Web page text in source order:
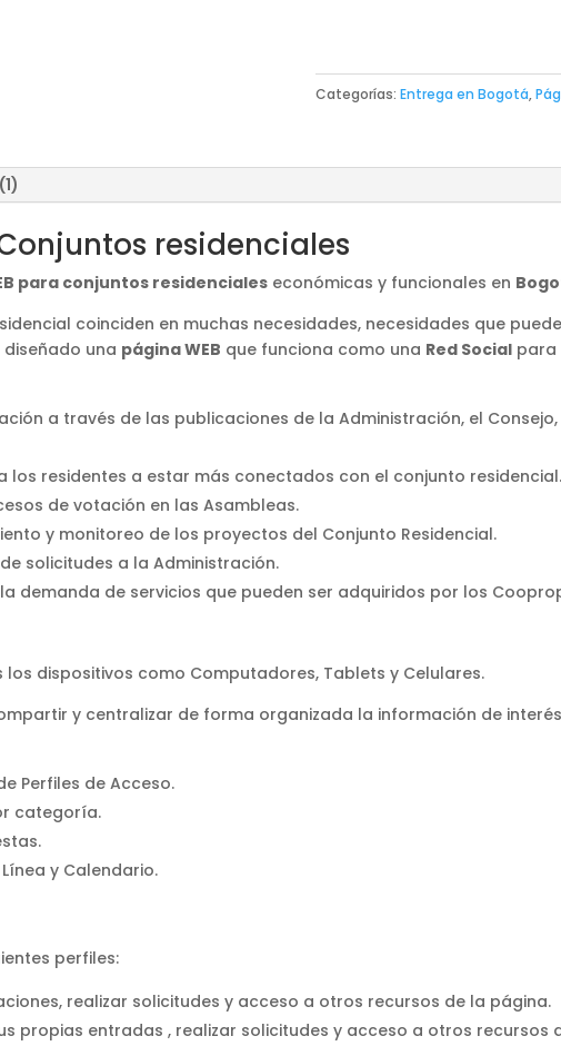
Categorías: Entrega en Bogotá,
residenciales
para conjuntos residenciales económicas y funcionales en
coinciden en muchas necesidades, necesidades que
una página WEB que funciona como una Red Social para
a través de las publicaciones de la Administración, el
los residentes a estar más conectados con el conjunto residencial.
de votación en las Asambleas.
y monitoreo de los proyectos del Conjunto Residencial.
solicitudes a la Administración.
demanda de servicios que pueden ser adquiridos por los
dispositivos como Computadores, Tablets y Celulares.
y centralizar de forma organizada la información de
Perfiles de Acceso.
categoría.
y Calendario.
perfiles:
realizar solicitudes y acceso a otros recursos de la página.
propias entradas , realizar solicitudes y acceso a otros recursos